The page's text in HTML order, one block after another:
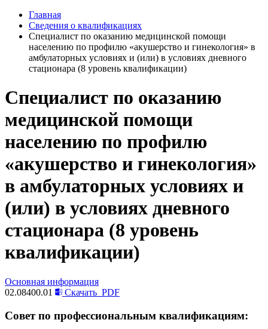
Главная
Сведения о квалификациях
Специалист по оказанию медицинской помощи
населению по профилю «акушерство и гинекология» в
амбулаторных условиях и (или) в условиях дневного
стационара (8 уровень квалификации)
Специалист по оказанию
медицинской помощи
населению по профилю
«акушерство и гинекология»
в амбулаторных условиях и
(или) в условиях дневного
стационара (8 уровень
квалификации)
Основная информация
02.08400.01
Скачать PDF
Совет по профессиональным квалификациям: